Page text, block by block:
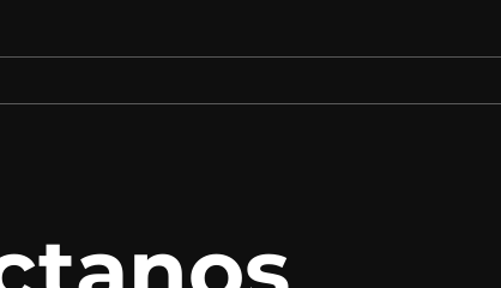
Nuestro Productor